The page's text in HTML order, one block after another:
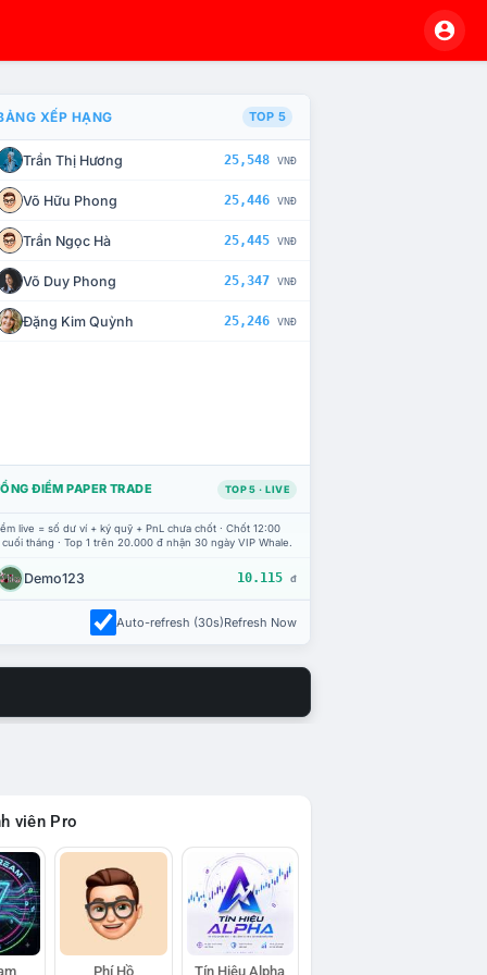
CHẾ TÀI XỬ LÝ VI PHẠM
XẾP HẠNG TOP 5
Trần Thị Hương 25,548 VNĐ
Võ Hữu Phong 25,446 VNĐ
Trần Ngọc Hà 25,445 VNĐ
Võ Duy Phong 25,347 VNĐ
Đặng Kim Quỳnh 25,246 VNĐ
ĐIỂM PAPER TRADE TOP 5 · LIVE
live = số dư ví + ký quỹ + PnL chưa chốt · Chốt 12:00
tháng · Top 1 trên 20.000 đ nhận 30 ngày VIP Whale.
Demo123 10.115 đ
Auto-refresh (30s)Refresh Now
viên Pro
Phí Hồ Tín Hiệu Alpha